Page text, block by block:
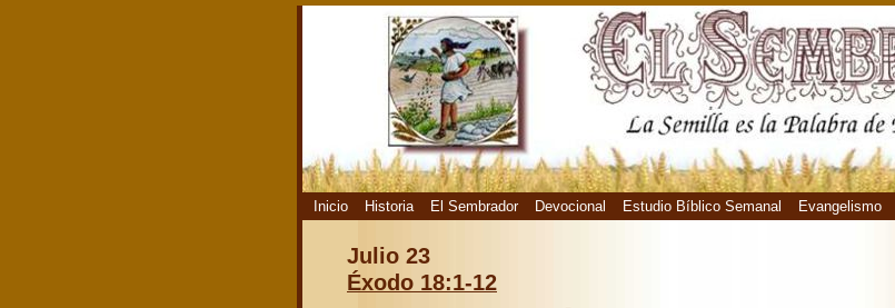
Inicio Historia El Sembrador Devocional Estudio Bíblico Semanal Evangelismo
Julio 23
Éxodo 18:1-12